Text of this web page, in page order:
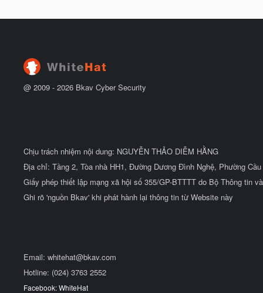
@ 2009 - 2026 Bkav Cyber Security
Chịu trách nhiệm nội dung: NGUYỄN THẢO DIỄM HẰNG
Địa chỉ: Tầng 2, Tòa nhà HH1, Đường Dương Đình Nghệ, Phường
Giấy phép thiết lập mạng xã hội số 355/GP-BTTTT do Bộ Thông tin
Ghi rõ 'nguồn Bkav' khi phát hành lại thông tin từ Website này
Email: whitehat@bkav.com
Hotline: (024) 3763 2552
Facebook: WhiteHat